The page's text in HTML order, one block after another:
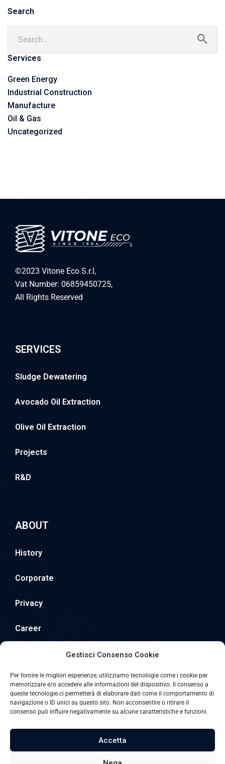
Gestisci Consenso Cookie
Per fornire le migliori esperienze, utilizziamo tecnologie come i cookie per
memorizzare e/o accedere alle informazioni del dispositivo. Il consenso a
queste tecnologie ci permetterà di elaborare dati come il comportamento di
navigazione o ID unici su questo sito. Non acconsentire o ritirare il
consenso può influire negativamente su alcune caratteristiche e funzioni.
Accetta
Search
Services
Green Energy
Industrial Construction
Manufacture
Oil & Gas
Uncategorized
©2023 Vitone Eco S.r.l,
Vat Number: 06859450725,
All Rights Reserved
SERVICES
Sludge Dewatering
Avocado Oil Extraction
Olive Oil Extraction
Projects
R&D
ABOUT
History
Corporate
Privacy
Career
Follow us: